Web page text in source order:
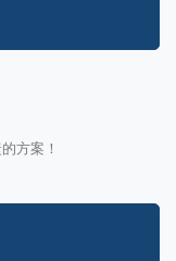
方案！